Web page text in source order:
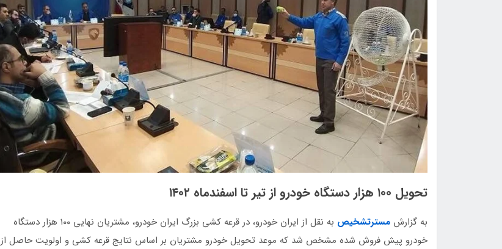
تحویل ۱۰۰ هزار دستگاه خودرو از تیر تا اسفندماه ۱۴۰۲
به گزارش مسترتشخیص
به نقل از ایران خودرو، در قرعه کشی بزرگ ایران خودرو، مشتریان نهایی ۱۰۰ هزار دستگاه
خودرو پیش فروش شده مشخص شد که موعد تحویل خودرو مشتریان بر اساس نتایج قرعه کشی و اولویت حاصل از